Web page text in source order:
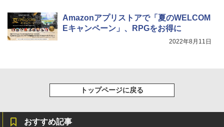
Amazonアプリストアで「夏のWELCOM
Eキャンペーン」、RPGをお得に
2022年8月11日
トップページに戻る
おすすめ記事